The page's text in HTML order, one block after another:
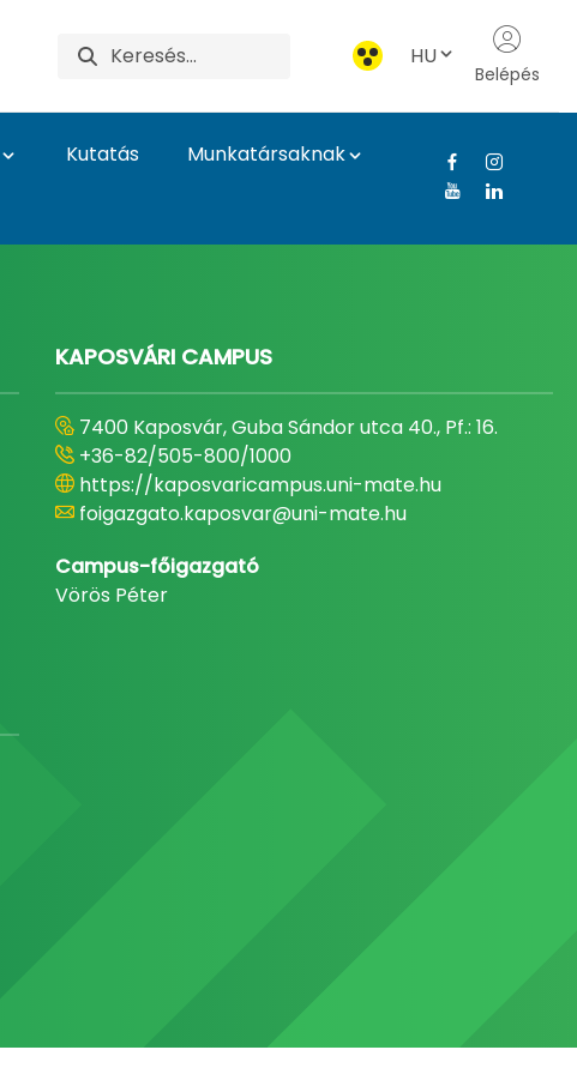
HU
Belépés
Kutatás
Munkatársaknak
KAPOSVÁRI CAMPUS
7400 Kaposvár, Guba Sándor utca 40., Pf.: 16.
+36-82/505-800/1000
https://kaposvaricampus.uni-mate.hu
foigazgato.kaposvar@uni-mate.hu
Campus-főigazgató
Vörös Péter